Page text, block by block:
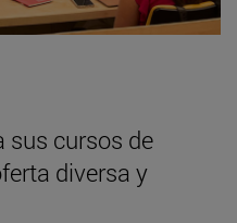
sus cursos de
diversa y